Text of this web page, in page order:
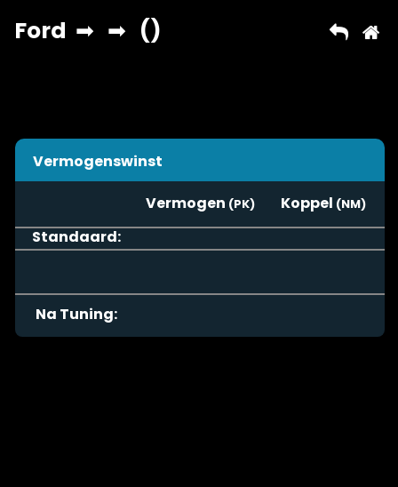
Vermogenswinst
Vermogen
Koppel
Standaard:
Na Tuning: